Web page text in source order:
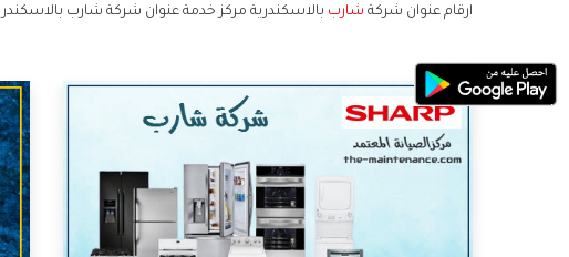
ارقام عنوان شركة شارب بالاسكندرية مركز خدمة عنوان شركة شارب